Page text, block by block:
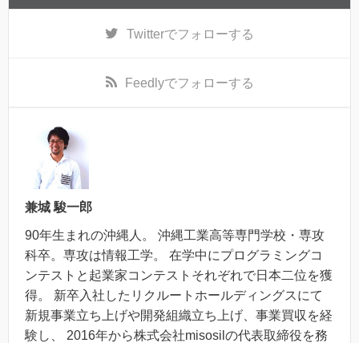
Twitterでフォローする
Feedlyでフォローする
兼城 駿一郎
90年生まれの沖縄人。 沖縄工業高等専門学校・専攻
科卒。専攻は情報工学。 在学中にプログラミングコ
ンテストと起業家コンテストそれぞれで日本二位を獲
得。 新卒入社したリクルートホールディングスにて
新規事業立ち上げや開発組織立ち上げ、事業買収を経
験し、 2016年から株式会社misosilの代表取締役を務